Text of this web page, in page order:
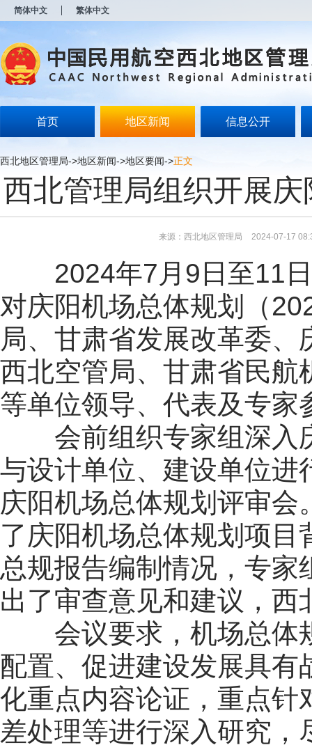
简体中文 繁体中文
首页 地区新闻 信息公开
西北地区管理局->地区新闻->地区要闻->正文
西北管理局组织开展
来源：西北地区管理局 2024-07-17
2024年7月9日至11
对庆阳机场总体规划（
局、甘肃省发展改革委
西北空管局、甘肃省民航
等单位领导、代表及专家
会前组织专家组深入
与设计单位、建设单位进
庆阳机场总体规划评审
了庆阳机场总体规划项
总规报告编制情况，专家
出了审查意见和建议，
会议要求，机场总体
配置、促进建设发展具有
化重点内容论证，重点针
差处理等进行深入研究
开
无
障
说
按
Alt
加
浪
键